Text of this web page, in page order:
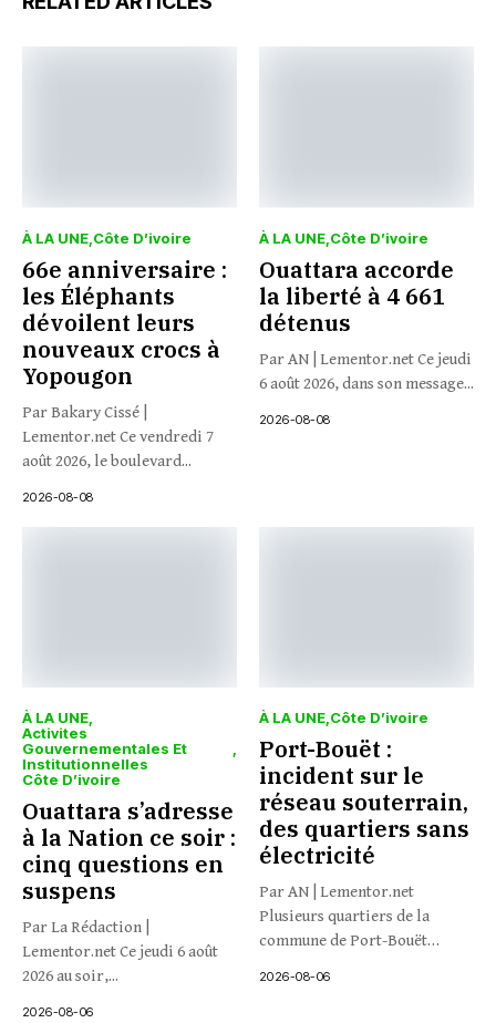
À LA UNE Côte D’ivoire
66e anniversaire :
les Éléphants
dévoilent leurs
nouveaux crocs à
Yopougon
Par Bakary Cissé |
Lementor.net Ce vendredi 7
août 2026, le boulevard...
2026-08-08
À LA UNE Côte D’ivoire
Ouattara accorde
la liberté à 4 661
détenus
Par AN | Lementor.net Ce jeudi
6 août 2026, dans son message...
2026-08-08
À LA UNE
Activites
Gouvernementales Et
Institutionnelles
Côte D’ivoire
Ouattara s’adresse
à la Nation ce soir :
cinq questions en
suspens
Par La Rédaction |
Lementor.net Ce jeudi 6 août
2026 au soir,...
2026-08-06
À LA UNE Côte D’ivoire
Port-Bouët :
incident sur le
réseau souterrain,
des quartiers sans
électricité
Par AN | Lementor.net
Plusieurs quartiers de la
commune de Port-Bouët
2026-08-06